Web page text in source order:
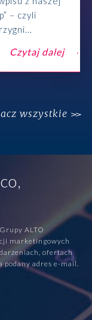
– czyli
Czytaj dalej
wszystkie
ALTO
marketingowych
ofertach
adres e-mail.